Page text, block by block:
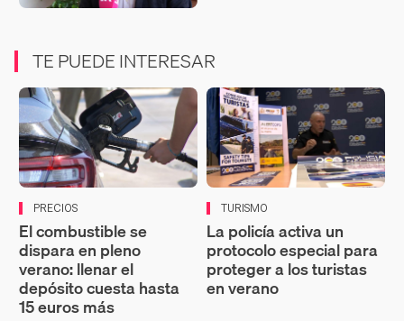
TE PUEDE INTERESAR
PRECIOS
El combustible se
dispara en pleno
verano: llenar el
depósito cuesta hasta
15 euros más
TURISMO
La policía activa un
protocolo especial para
proteger a los turistas
en verano